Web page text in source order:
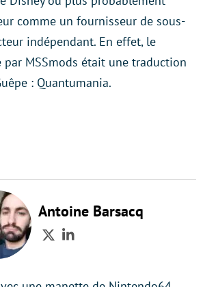
comme un fournisseur de sous-
indépendant. En effet, le
MSSmods était une traduction
: Quantumania.
Antoine Barsacq
TwitterLinkedIn